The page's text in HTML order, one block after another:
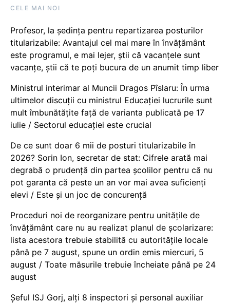
CELE MAI NOI
Profesor, la ședința pentru repartizarea posturilor
titularizabile: Avantajul cel mai mare în învățământ
este programul, e mai lejer, știi că vacanțele sunt
vacanţe, știi că te poți bucura de un anumit timp liber
Ministrul interimar al Muncii Dragos Pîslaru: În urma
ultimelor discuții cu ministrul Educației lucrurile sunt
mult îmbunătățite față de varianta publicată pe 17
iulie / Sectorul educației este crucial
De ce sunt doar 6 mii de posturi titularizabile în
2026? Sorin Ion, secretar de stat: Cifrele arată mai
degrabă o prudență din partea școlilor pentru că nu
pot garanta că peste un an vor mai avea suficienți
elevi / Este și un joc de concurență
Proceduri noi de reorganizare pentru unitățile de
învățământ care nu au realizat planul de școlarizare:
lista acestora trebuie stabilită cu autoritățile locale
până pe 7 august, spune un ordin emis miercuri, 5
august / Toate măsurile trebuie încheiate până pe 24
august
Șeful ISJ Gorj, alți 8 inspectori și personal auxiliar